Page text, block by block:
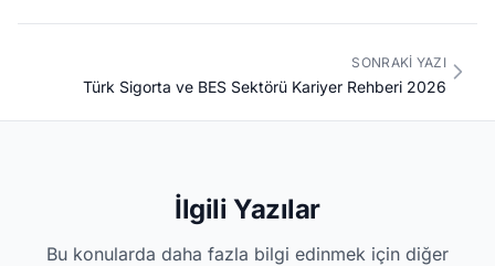
SONRAKI YAZI
Türk Sigorta ve BES Sektörü Kariyer Rehberi 2026
İlgili Yazılar
Bu konularda daha fazla bilgi edinmek için diğer